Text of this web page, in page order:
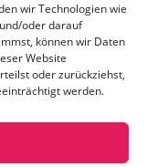
wir Technologien wie
oder darauf
können wir Daten
Website
oder zurückziehst,
werden.